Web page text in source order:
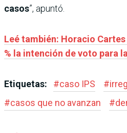
casos”, apuntó.
Leé también: Horacio
% la intención de voto para
Etiquetas: #caso IPS #
#casos que no avanzan #